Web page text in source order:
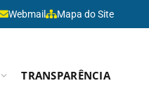
Webmail Mapa do Site
TRANSPARÊNCIA